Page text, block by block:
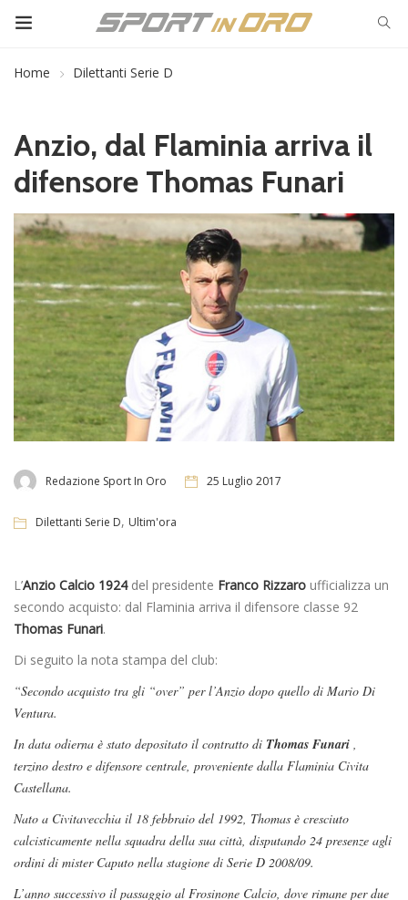
Home Dilettanti Serie D
Anzio, dal Flaminia arriva il
difensore Thomas Funari
Redazione Sport In Oro 25 Luglio 2017
Dilettanti Serie D, Ultim'ora
L’Anzio Calcio 1924del presidente Franco Rizzaro ufficializza un
secondo acquisto: dal Flaminia arriva il difensore classe 92
Thomas Funari.
Di seguito la nota stampa del club:
“Secondo acquisto tra gli “over” per l’Anzio dopo quello di Mario Di
Ventura.
In data odierna è stato depositato il contratto di Thomas Funari ,
terzino destro e difensore centrale, proveniente dalla Flaminia Civita
Castellana.
Nato a Civitavecchia il 18 febbraio del 1992, Thomas è cresciuto
calcisticamente nella squadra della sua città, disputando 24 presenze agli
ordini di mister Caputo nella stagione di Serie D 2008/09.
L’anno successivo il passaggio al Frosinone Calcio, dove rimane per due